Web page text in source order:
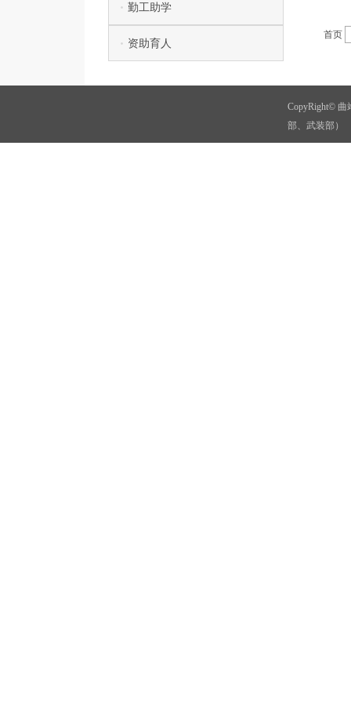
勤工助学
资助育人
首页
CopyRight©
部、武装部）